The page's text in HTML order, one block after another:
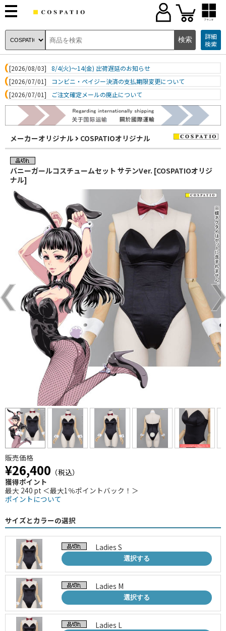
ブランド
詳細
検索
[2026/08/03]
8/4(火)～14(金) 出荷遅延のお知らせ
[2026/07/01]
コンビニ・ペイジー決済の支払期限変更について
[2026/07/01]
ご注文確定メールの廃止について
メーカーオリジナル COSPATIOオリジナル
バニーガールコスチュームセット サテンVer. [COSPATIOオリジ
ナル]
販売価格
¥26,400 （税込）
獲得ポイント
最大 240 pt ＜最大1％ポイントバック！＞
ポイントについて
サイズとカラーの選択
Ladies S
選択する
Ladies M
選択する
Ladies L